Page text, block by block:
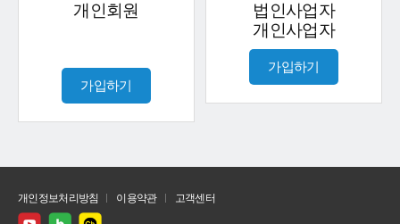
개인회원
가입하기
법인사업자
개인사업자
가입하기
개인정보처리방침 이용약관 고객센터